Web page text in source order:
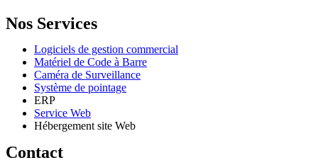
Nos Services
Logiciels de gestion commercial
Matériel de Code à Barre
Caméra de Surveillance
Système de pointage
ERP
Service Web
Hébergement site Web
Contact